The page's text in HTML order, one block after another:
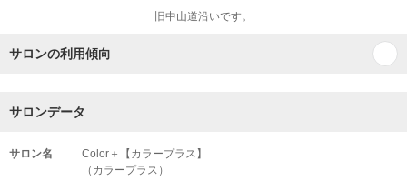
旧中山道沿いです。
サロンの利用傾向
サロンデータ
サロン名
Color＋【カラープラス】
（カラープラス）